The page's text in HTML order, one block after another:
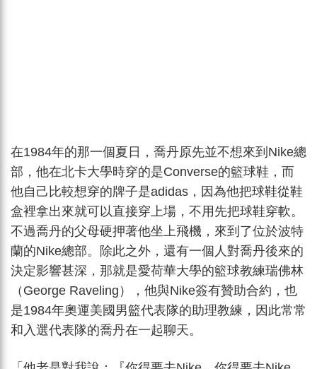
在1984年的那一個夏日，喬丹原先並不想來到Nike總
部，他在北卡大學時穿的是Converse的籃球鞋，而
他自己比較想穿的牌子是adidas，因為他把球鞋從鞋
盒裡拿出來就可以直接穿上場，不用先把球鞋穿軟。
不過喬丹的父母硬押著他坐上飛機，來到了位於波特
蘭的Nike總部。除此之外，還有一個人對喬丹後來的
決定影響甚深，那就是愛荷華大學的籃球教練瑞佛林
（George Raveling），他與Nike簽有贊助合約，也
是1984年奧運美國男籃代表隊的助理教練，因此常常
和入選代表隊的喬丹在一起聊天。